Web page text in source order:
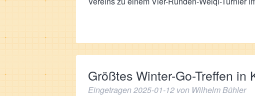
Größtes Winter-Go-Treffen in
Eingetragen2025-01-12 von Wilhelm Bühler